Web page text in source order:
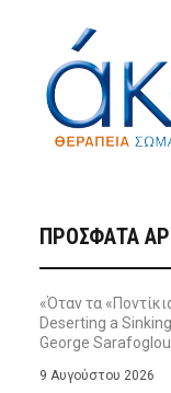
ΠΡΌΣΦΑΤΑ
«Όταν τα
Deserting a
George Sarafoglou
9 Αυγούστου 2026